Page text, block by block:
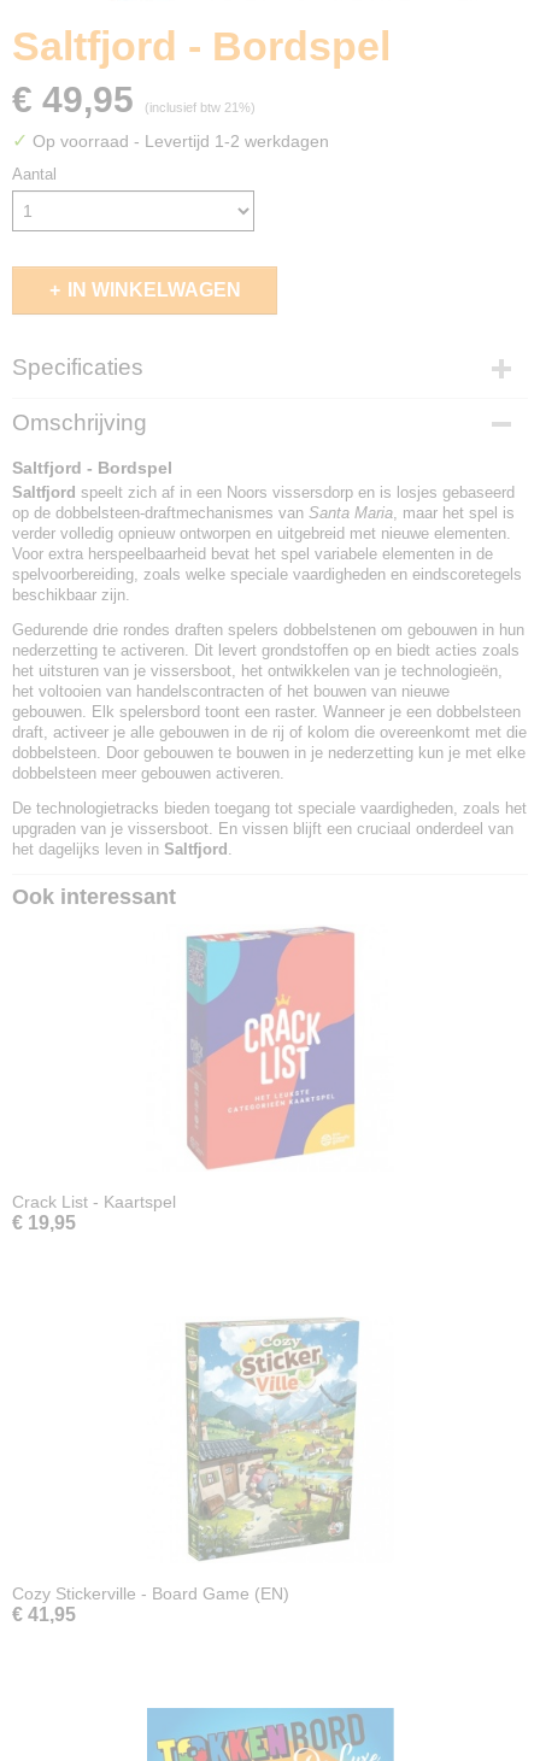
Saltfjord - Bordspel
€ 49,95 (inclusief btw 21%)
✓ Op voorraad - Levertijd 1-2 werkdagen
Aantal
IN WINKELWAGEN
Specificaties
EAN code
6150926172146
Omschrijving
Saltfjord - Bordspel
Saltfjord speelt zich af in een Noors vissersdorp en is losjes gebaseerd
op de dobbelsteen-draftmechanismes van Santa Maria, maar het spel is
verder volledig opnieuw ontworpen en uitgebreid met nieuwe elementen.
Voor extra herspeelbaarheid bevat het spel variabele elementen in de
spelvoorbereiding, zoals welke speciale vaardigheden en eindscoretegels
beschikbaar zijn.
Gedurende drie rondes draften spelers dobbelstenen om gebouwen in hun
nederzetting te activeren. Dit levert grondstoffen op en biedt acties zoals
het uitsturen van je vissersboot, het ontwikkelen van je technologieën,
het voltooien van handelscontracten of het bouwen van nieuwe
gebouwen. Elk spelersbord toont een raster. Wanneer je een dobbelsteen
draft, activeer je alle gebouwen in de rij of kolom die overeenkomt met die
dobbelsteen. Door gebouwen te bouwen in je nederzetting kun je met elke
dobbelsteen meer gebouwen activeren.
De technologietracks bieden toegang tot speciale vaardigheden, zoals het
upgraden van je vissersboot. En vissen blijft een cruciaal onderdeel van
het dagelijks leven in Saltfjord .
Ook interessant
Crack List - Kaartspel
€ 19,95
Cozy Stickerville - Board Game (EN)
€ 41,95